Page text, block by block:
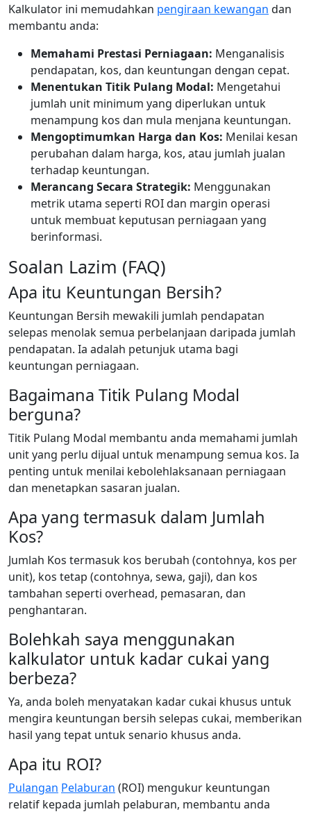
Kalkulator ini memudahkan pengiraan kewangan dan
membantu anda:
Memahami Prestasi Perniagaan: Menganalisis
pendapatan, kos, dan keuntungan dengan cepat.
Menentukan Titik Pulang Modal: Mengetahui
jumlah unit minimum yang diperlukan untuk
menampung kos dan mula menjana keuntungan.
Mengoptimumkan Harga dan Kos: Menilai kesan
perubahan dalam harga, kos, atau jumlah jualan
terhadap keuntungan.
Merancang Secara Strategik: Menggunakan
metrik utama seperti ROI dan margin operasi
untuk membuat keputusan perniagaan yang
berinformasi.
Soalan Lazim (FAQ)
Apa itu Keuntungan Bersih?
Keuntungan Bersih mewakili jumlah pendapatan
selepas menolak semua perbelanjaan daripada jumlah
pendapatan. Ia adalah petunjuk utama bagi
keuntungan perniagaan.
Bagaimana Titik Pulang Modal
berguna?
Titik Pulang Modal membantu anda memahami jumlah
unit yang perlu dijual untuk menampung semua kos. Ia
penting untuk menilai kebolehlaksanaan perniagaan
dan menetapkan sasaran jualan.
Apa yang termasuk dalam Jumlah
Kos?
Jumlah Kos termasuk kos berubah (contohnya, kos per
unit), kos tetap (contohnya, sewa, gaji), dan kos
tambahan seperti overhead, pemasaran, dan
penghantaran.
Bolehkah saya menggunakan
kalkulator untuk kadar cukai yang
berbeza?
Ya, anda boleh menyatakan kadar cukai khusus untuk
mengira keuntungan bersih selepas cukai, memberikan
hasil yang tepat untuk senario khusus anda.
Apa itu ROI?
Pulangan Pelaburan (ROI) mengukur keuntungan
relatif kepada jumlah pelaburan, membantu anda